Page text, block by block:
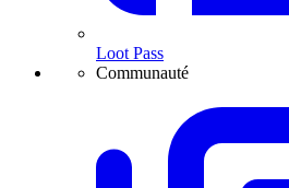
Loot Pass
Communauté